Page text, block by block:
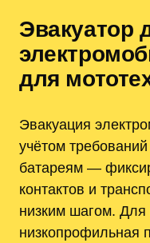
Эвакуатор
для
Эвакуация
учётом
батареям —
контактов и
низким шагом. Для
низкопрофильная